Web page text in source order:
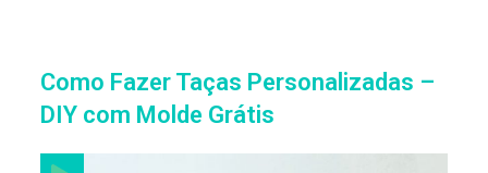
Como Fazer Taças Personalizadas –
DIY com Molde Grátis